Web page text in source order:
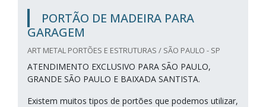
PORTÃO DE MADEIRA PARA
GARAGEM
ART METAL PORTÕES E ESTRUTURAS / SÃO PAULO - SP
ATENDIMENTO EXCLUSIVO PARA SÃO PAULO,
GRANDE SÃO PAULO E BAIXADA SANTISTA.
Existem muitos tipos de portões que podemos utilizar,